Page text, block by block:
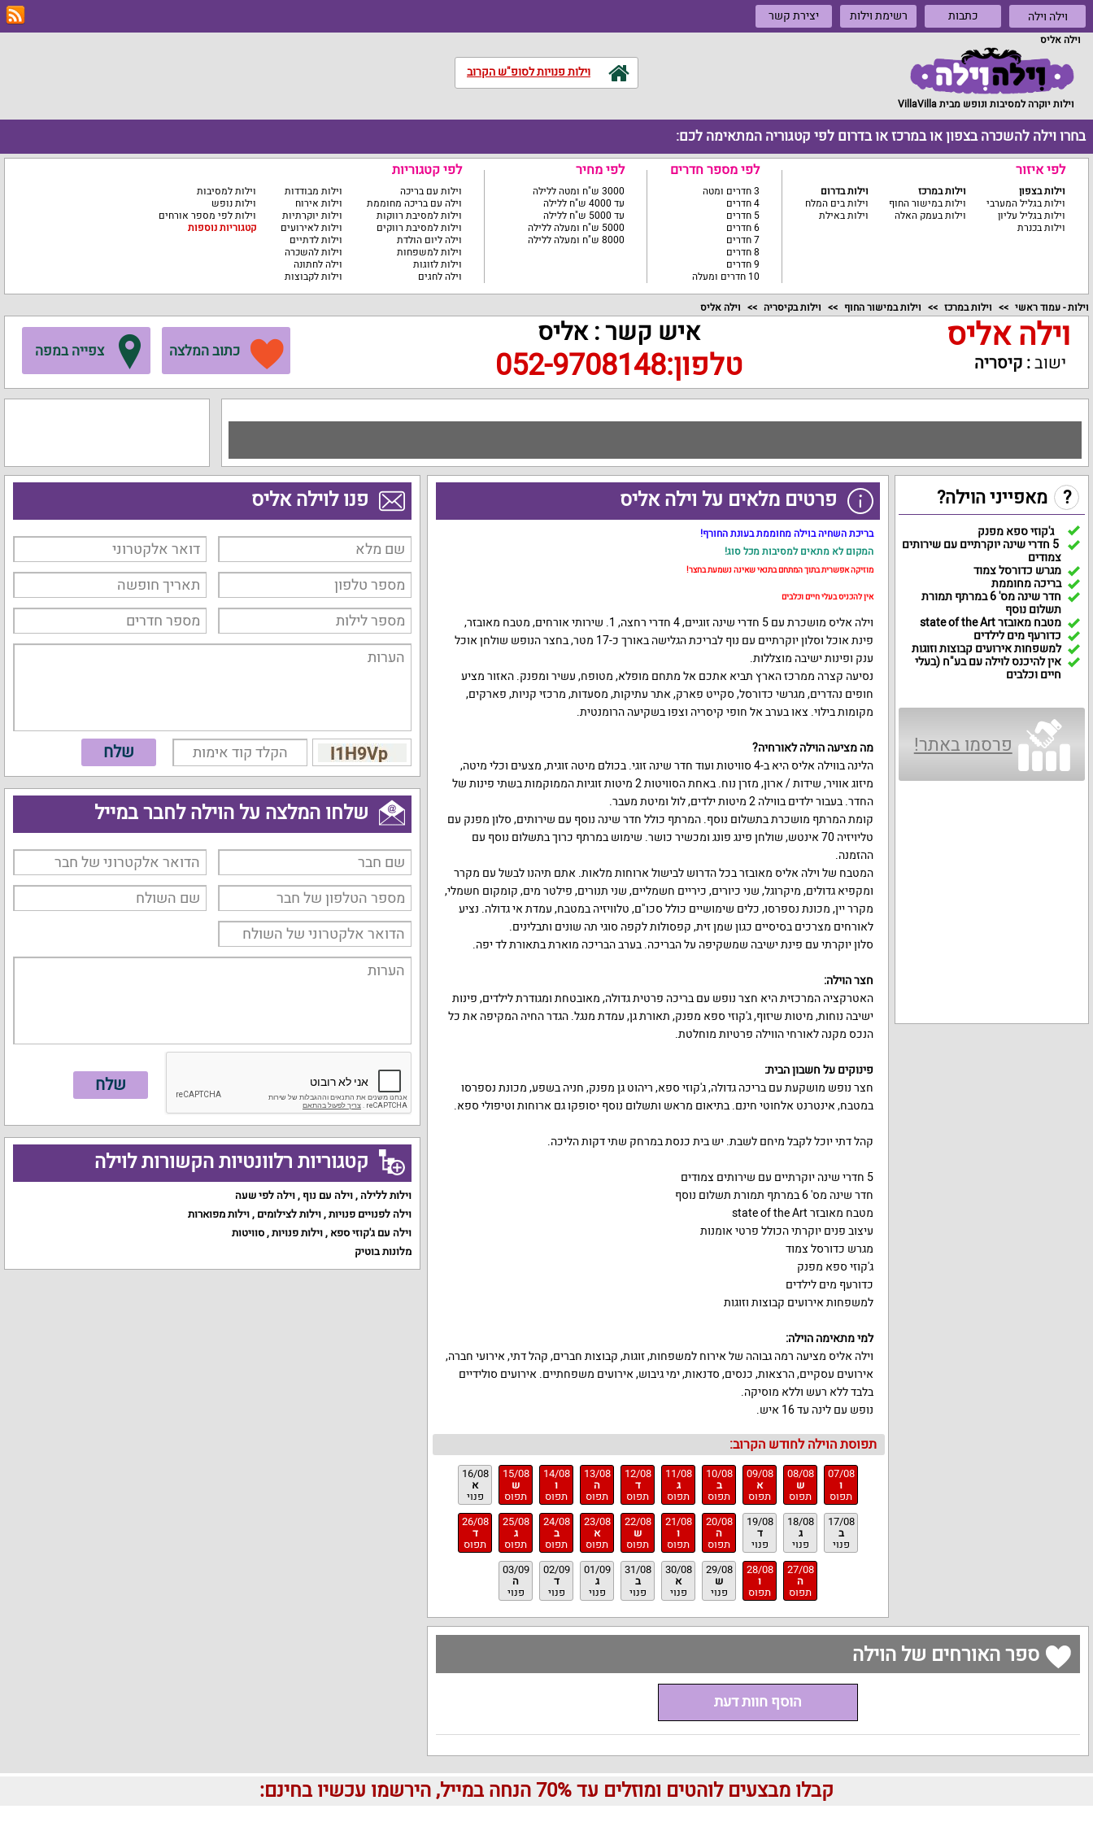
וילה וילה כתבות רשימת וילות יצירת קשר
וילה אליס
וילות פנויות לסופ"ש הקרוב
וילות יוקרה למסיבות ונופש מבית VillaVilla
בחרו וילה להשכרה בצפון או במרכז או בדרום לפי קטגוריה המתאימה לכם:
לפי איזור
וילות בצפון
וילות בגליל המערבי
וילות בגליל עליון
וילות בכנרת
וילות במרכז
וילות במישור החוף
וילות בעמק האלה
וילות בדרום
וילות בים המלח
וילות באילת
לפי מספר חדרים
3 חדרים ומטה
4 חדרים
5 חדרים
6 חדרים
7 חדרים
8 חדרים
9 חדרים
10 חדרים ומעלה
לפי מחיר
3000 ש"ח ומטה ללילה
עד 4000 ש"ח ללילה
עד 5000 ש"ח ללילה
5000 ש"ח ומעלה ללילה
8000 ש"ח ומעלה ללילה
לפי קטגוריות
וילות עם בריכה
וילה עם בריכה מחוממת
וילות למסיבת רווקות
וילות למסיבת רווקים
וילה ליום הולדת
וילות למשפחות
וילות לזוגות
וילה לחגים
וילות מבודדות
וילות אירוח
וילות יוקרתיות
וילות לאירועים
וילות לדתיים
וילות להשכרה
וילה לחתונה
וילות לקבוצות
וילות למסיבות
וילות נופש
וילות לפי מספר אורחים
קטגוריות נוספות
וילות - עמוד ראשי וילות במרכז וילות במישור החוף וילות בקיסריה וילה אליס
כתוב המלצה צפייה במפה וילה אליס
ישוב: קיסריה
איש קשר : אליס
טלפון:052-9708148
? מאפייני הוילה?
ג'קוזי ספא מפנק
5 חדרי שינה יוקרתיים עם שירותים
צמודים
מגרש כדורסל צמוד
בריכה מחוממת
חדר שינה מס' 6 במרתף תמורת
תשלום נוסף
מטבח מאובזר state of the Art
כדורעף מים לילדים
למשפחות אירועים קבוצות וזוגות
אין להיכנס לוילה עם בע"ח (בעלי
חיים וכלבים
פרסמו באתר!
פרטים מלאים על וילה אליס
בריכת השחיה בוילה מחוממת בעונת החורף!
המקום לא מתאים למסיבות מכל סוג!
מוזיקה אפשרית בתוך המתחם בתנאי שאינה נשמעת בחצר!
אין להכניס בעלי חיים וכלבים
וילה אליס מושכרת עם 5 חדרי שינה זוגיים, 4 חדרי רחצה, 1. שירותי אורחים, מטבח מאובזר,
פינת אוכל וסלון יוקרתיים עם נוף לבריכת הגלישה באורך כ-17 מטר, בחצר הנופש שולחן אוכל
ענק ופינות ישיבה מוצללות.
נסיעה קצרה ממרכז הארץ תביא אתכם אל מתחם מופלא, מטופח, עשיר ומפנק. האזור מציע
חופים נהדרים, מגרשי כדורסל, סקייט פארק, אתר עתיקות, מסעדות, מרכזי קניות, פארקים,
מקומות בילוי. צאו בערב אל חופי קיסריה וצפו בשקיעה הרומנטית.
מה מציעה הוילה לאורחיה?
הלינה בווילה אליס היא ב-4 סוויטות ועוד חדר שינה זוגי. בכולם מיטה זוגית, מצעים וכלי מיטה,
מיזוג אוויר, שידות / ארון, מזרן נוח. באחת הסוויטות 2 מיטות זוגיות הממוקמות בשתי פינות של
החדר. בעבור ילדים בווילה 2 מיטות ילדים, לול ומיטת מעבר.
קומת המרתף מושכרת בתשלום נוסף. המרתף כולל חדר שינה נוסף עם שירותים, סלון מפנק עם
טליויזיה 70 אינטש, שולחן פינג פונג ומכשיר כושר. שימוש במרתף כרוך בתשלום נוסף עם
ההזמנה.
המטבח של וילה אליס מאובזר בכל הדרוש לבישול ארוחות מלאות. אתם תיהנו לבשל עם מקרר
ומקפיא גדולים, מיקרוגל, שני כיורים, כיריים חשמליים, שני תנורים, פילטר מים, קומקום חשמלי,
מקרר יין, מכונת נספרסו, כלים שימושיים כולל סכו"ם, טלוויזיה במטבח, עמדת אי גדולה. נציע
לאורחים מצרכים בסיסיים כגון שמן זית, קפסולות לקפה סוגי תה שונים ותבלינים.
סלון יוקרתי עם פינת ישיבה שמשקיפה על הבריכה. בערב הבריכה מוארת בתאורת לד יפה.
חצר הוילה:
האטרקציה המרכזית היא חצר נופש עם בריכה פרטית גדולה, מאובטחת ומגודרת לילדים, פינות
ישיבה נוחות, מיטות שיזוף, ג'קוזי ספא מפנק, תאורת גן, עמדת מנגל. הגדר החיה המקיפה את כל
הנכס מקנה לאורחי הווילה פרטיות מוחלטת.
פינוקים על חשבון הבית:
חצר נופש מושקעת עם בריכה גדולה, ג'קוזי ספא, ריהוט גן מפנק, חניה בשפע, מכונת נספרסו
במטבח, אינטרנט אלחוטי חינם. בתיאום מראש ותשלום נוסף יסופקו גם ארוחות וטיפולי ספא.
קהל דתי יוכל לקבל מיחם לשבת. יש בית כנסת במרחק שתי דקות הליכה.
5 חדרי שינה יוקרתיים עם שירותים צמודים
חדר שינה מס' 6 במרתף תמורת תשלום נוסף
מטבח מאובזר state of the Art
עיצוב פנים יוקרתי הכולל פרטי אומנות
מגרש כדורסל צמוד
ג'קוזי ספא מפנק
כדורעף מים לילדים
למשפחות אירועים קבוצות וזוגות
למי מתאימה הוילה:
וילה אליס מציעה רמה גבוהה של אירוח למשפחות, זוגות, קבוצות חברים, קהל דתי, אירועי חברה,
אירועים עסקיים, הרצאות, כנסים, סדנאות, ימי גיבוש, אירועים משפחתיים. אירועים סולידיים
בלבד ללא רעש וללא מוסיקה.
נופש עם לינה עד 16 איש.
תפוסת הוילה לחודש הקרוב:
07/08
ו
תפוס
08/08
ש
תפוס
09/08
א
תפוס
10/08
ב
תפוס
11/08
ג
תפוס
12/08
ד
תפוס
13/08
ה
תפוס
14/08
ו
תפוס
15/08
ש
תפוס
16/08
א
פנוי
17/08
ב
פנוי
18/08
ג
פנוי
19/08
ד
פנוי
20/08
ה
תפוס
21/08
ו
תפוס
22/08
ש
תפוס
23/08
א
תפוס
24/08
ב
תפוס
25/08
ג
תפוס
26/08
ד
תפוס
27/08
ה
תפוס
28/08
ו
תפוס
29/08
ש
פנוי
30/08
א
פנוי
31/08
ב
פנוי
01/09
ג
פנוי
02/09
ד
פנוי
03/09
ה
פנוי
פנו לוילה אליס
שלחו המלצה על הוילה לחבר במייל
קטגוריות רלוונטיות הקשורות לוילה
וילות ללילה ,וילה עם נוף ,וילה לפי שעה
וילה לפנויים פנויות,וילות לצילומים ,וילות מפוארות
וילה עם ג'קוזי ספא ,וילות פנויות,סוויטות
מלונות בוטיק
ספר האורחים של הוילה
הוסף חוות דעת
קבלו מבצעים לוהטים ומוזלים עד 70% הנחה במייל, הירשמו עכשיו בחינם: